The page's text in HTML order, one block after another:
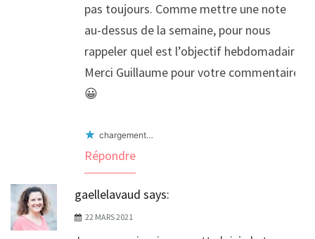
pas toujours. Comme mettre une note
au-dessus de la semaine, pour nous
rappeler quel est l’objectif hebdomadaire.
Merci Guillaume pour votre commentaire
😀
chargement…
Répondre
gaellelavaud says:
22 MARS 2021